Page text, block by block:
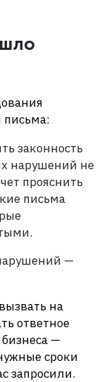
законность
нарушений не
прояснить
письма
—
на
ответное
—
сроки
запросили.